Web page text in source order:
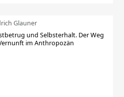
Glauner
und Selbsterhalt. Der Weg
im Anthropozän